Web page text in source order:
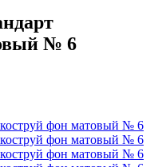
№ 6